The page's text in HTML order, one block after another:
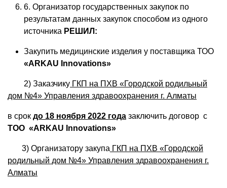
6. Организатор государственных закупок по
результатам данных закупок способом из одного
источника РЕШИЛ:
Закупить медицинские изделия у поставщика ТОО
«ARKAU Innovations»
2) Заказчику ГКП на ПХВ «Городской родильный
дом №4» Управления здравоохранения г. Алматы
в срок до 18 ноября 2022 года заключить договор с
ТОО «ARKAU Innovations»
3) Организатору закупа ГКП на ПХВ «Городской
родильный дом №4» Управления здравоохранения г.
Алматы